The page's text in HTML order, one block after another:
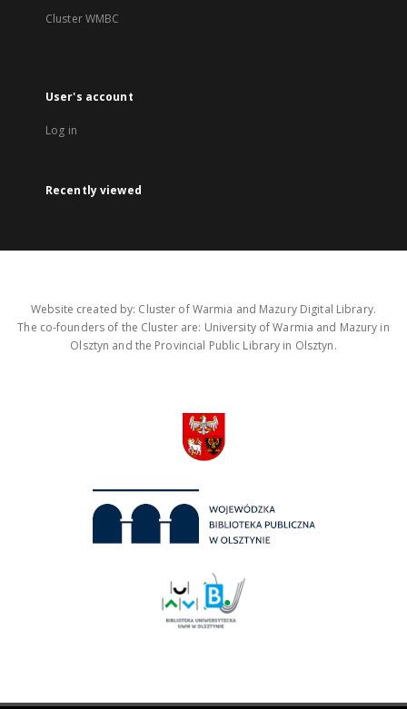
Cluster WMBC
User's account
Log in
Recently viewed
Website created by: Cluster of Warmia and Mazury Digital Library.
The co-founders of the Cluster are: University of Warmia and Mazury in
Olsztyn and the Provincial Public Library in Olsztyn.